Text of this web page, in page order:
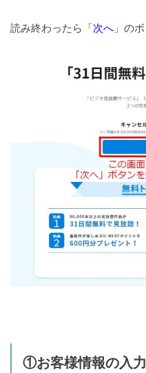
読み終わったら「次へ 」の
①お客様情報の入力